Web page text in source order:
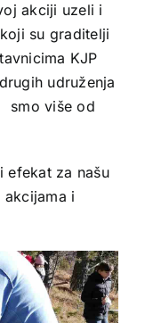
akciji uzeli i
su graditelji
KJP
udruženja
smo više od
efekat za našu
akcijama i